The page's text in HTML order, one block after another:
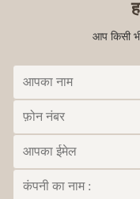
आप किसी